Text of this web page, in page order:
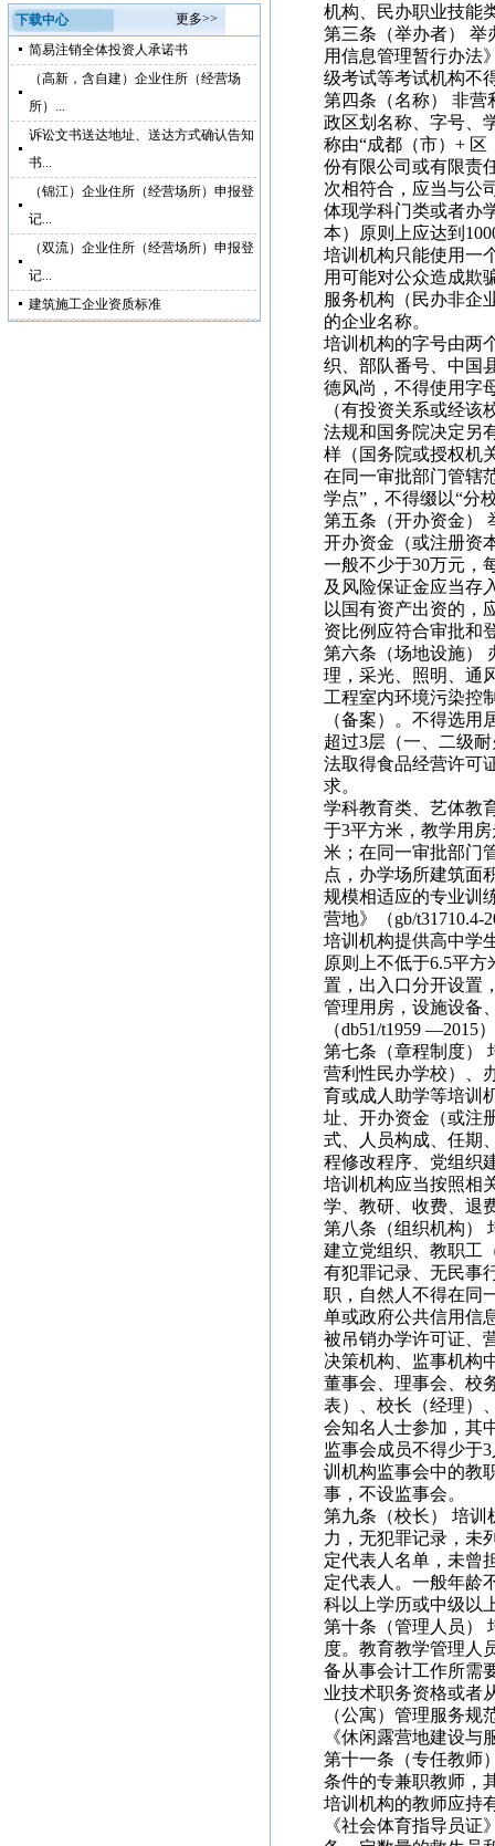
下载中心
更多>>
简易注销全体投资人承诺书
（高新，含自建）企业住所（经营场
所）...
诉讼文书送达地址、送达方式确认告知
书...
（锦江）企业住所（经营场所）申报登
记...
（双流）企业住所（经营场所）申报登
记...
建筑施工企业资质标准
机构、民办职业技能
第三条（举办者） 举
用信息管理暂行办法
级考试等考试机构不
第四条（名称） 非营
政区划名称、字号、
称由“成都（市）+ 区
份有限公司或有限责
次相符合，应当与公
体现学科门类或者办
本）原则上应达到
培训机构只能使用一
用可能对公众造成欺
服务机构（民办非企
的企业名称。
培训机构的字号由两
织、部队番号、中国
德风尚，不得使用字
（有投资关系或经
法规和国务院决定另
样（国务院或授权机
在同一审批部门管辖
学点”，不得缀以“分
第五条（开办资金）
开办资金（或注册资
一般不少于30万元，
及风险保证金应当存
以国有资产出资的，
资比例应符合审批和
第六条（场地设施）
理，采光、照明、通
工程室内环境污染控
（备案）。不得选
超过3层（一、二级
法取得食品经营许可
求。
学科教育类、艺体教
于3平方米，教学用
米；在同一审批部门
点，办学场所建筑面
规模相适应的专业训
营地》（gb/t31710.4-
培训机构提供高中学
原则上不低于6.5平
置，出入口分开设置
管理用房，设施设备
（db51/t1959 —2015
第七条（章程制度）
营利性民办学校）、
育或成人助学等培训
址、开办资金（或注
式、人员构成、任期
程修改程序、党组织
培训机构应当按照相
学、教研、收费、退
第八条（组织机构）
建立党组织、教职工
有犯罪记录、无民事
职，自然人不得在同
单或政府公共信用信
被吊销办学许可证、
决策机构、监事机构
董事会、理事会、校
表）、校长（经理）
会知名人士参加，其
监事会成员不得少于
训机构监事会中的教
事，不设监事会。
第九条（校长） 培训
力，无犯罪记录，未
定代表人名单，未曾
定代表人。一般年龄
科以上学历或中级以
第十条（管理人员）
度。教育教学管理人
备从事会计工作所需
业技术职务资格或者
（公寓）管理服务规
《休闲露营地建设与
第十一条（专任教师
条件的专兼职教师，
培训机构的教师应持
《社会体育指导员